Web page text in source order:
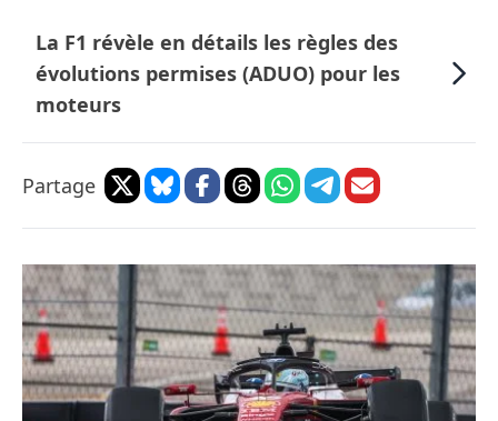
La F1 révèle en détails les règles des
évolutions permises (ADUO) pour les
moteurs
Partage